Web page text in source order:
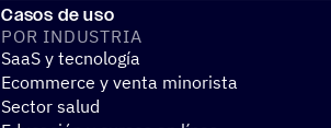
Casos de uso
POR INDUS­TRIA
SaaS y tecnología
Ecommerce y venta minorista
Sector salud